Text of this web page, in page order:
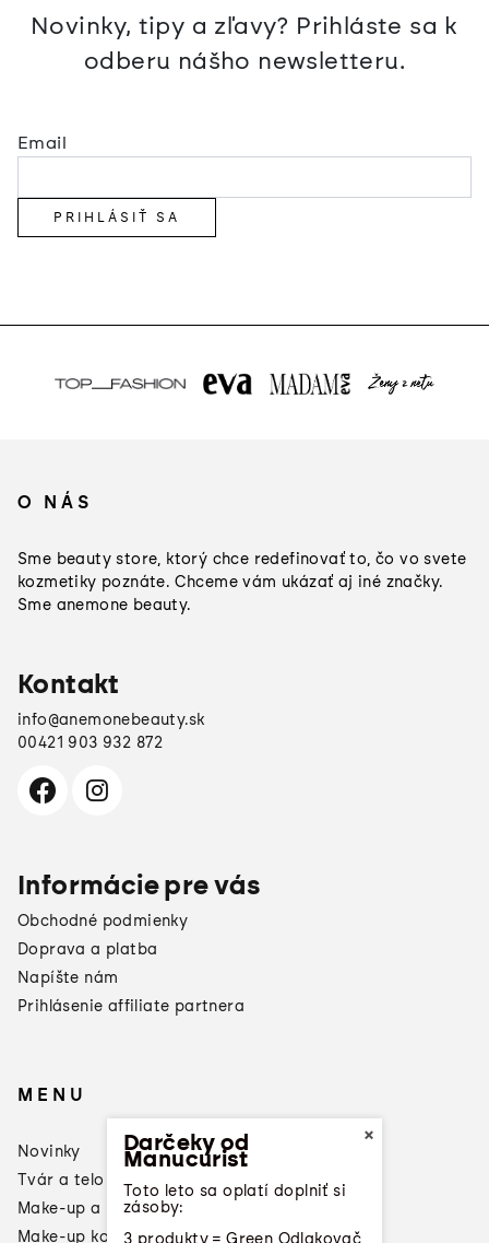
Novinky, tipy a zľavy? Prihláste sa k
odberu nášho newsletteru.
Email
PRIHLÁSIŤ SA
O NÁS
Sme beauty store, ktorý chce redefinovať to, čo vo svete
kozmetiky poznáte. Chceme vám ukázať aj iné značky.
Sme anemone beauty.
Kontakt
info@anemonebeauty.sk
00421 903 932 872
Informácie pre vás
Obchodné podmienky
Doprava a platba
Napíšte nám
Prihlásenie affiliate partnera
MENU
Novinky
Tvár a telo
Make-up a laky na nechty
Make-up konzultácia
×
Darčeky od
Manucurist
Toto leto sa oplatí doplniť si
zásoby:
3 produkty = Green Odlakovač